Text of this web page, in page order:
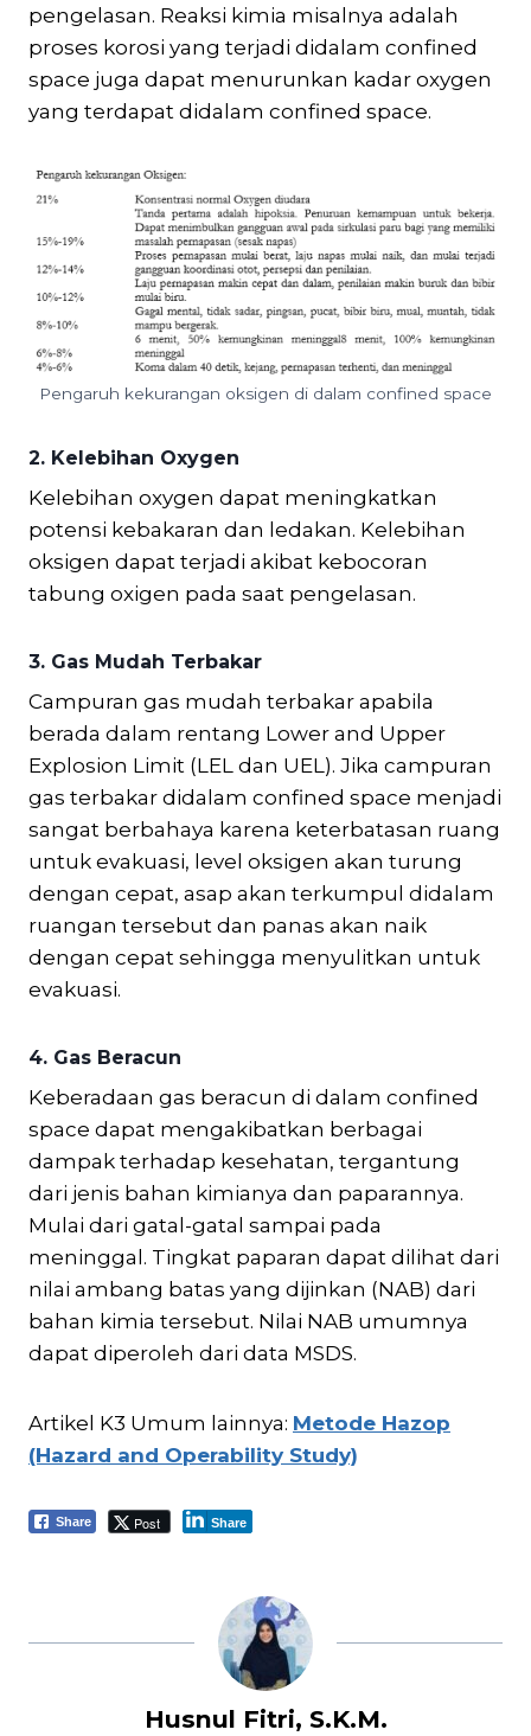
pengelasan. Reaksi kimia misalnya adalah
proses korosi yang terjadi didalam confined
space juga dapat menurunkan kadar oxygen
yang terdapat didalam confined space.
Pengaruh kekurangan oksigen di dalam confined space
2. Kelebihan Oxygen
Kelebihan oxygen dapat meningkatkan
potensi kebakaran dan ledakan. Kelebihan
oksigen dapat terjadi akibat kebocoran
tabung oxigen pada saat pengelasan.
3. Gas Mudah Terbakar
Campuran gas mudah terbakar apabila
berada dalam rentang Lower and Upper
Explosion Limit (LEL dan UEL). Jika campuran
gas terbakar didalam confined space menjadi
sangat berbahaya karena keterbatasan ruang
untuk evakuasi, level oksigen akan turung
dengan cepat, asap akan terkumpul didalam
ruangan tersebut dan panas akan naik
dengan cepat sehingga menyulitkan untuk
evakuasi.
4. Gas Beracun
Keberadaan gas beracun di dalam confined
space dapat mengakibatkan berbagai
dampak terhadap kesehatan, tergantung
dari jenis bahan kimianya dan paparannya.
Mulai dari gatal-gatal sampai pada
meninggal. Tingkat paparan dapat dilihat dari
nilai ambang batas yang dijinkan (NAB) dari
bahan kimia tersebut. Nilai NAB umumnya
dapat diperoleh dari data MSDS.
Artikel K3 Umum lainnya: Metode Hazop
(Hazard and Operability Study)
Share Post Share
Husnul Fitri, S.K.M.